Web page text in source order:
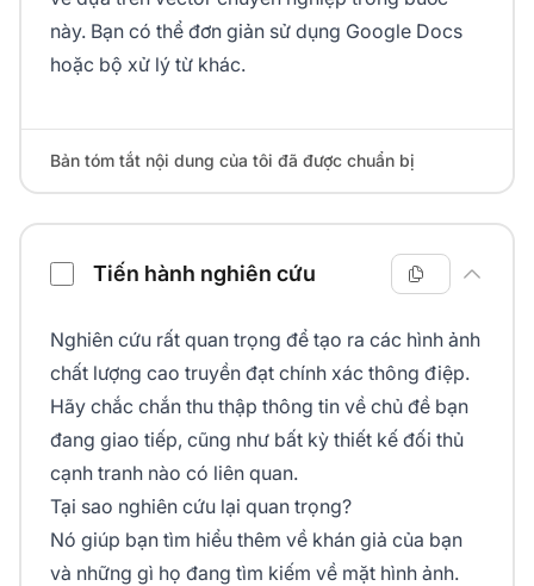
này. Bạn có thể đơn giản sử dụng Google Docs
hoặc bộ xử lý từ khác.
Bản tóm tắt nội dung của tôi đã được chuẩn bị
Tiến hành nghiên cứu
Nghiên cứu rất quan trọng để tạo ra các hình ảnh
chất lượng cao truyền đạt chính xác thông điệp.
Hãy chắc chắn thu thập thông tin về chủ đề bạn
đang giao tiếp, cũng như bất kỳ thiết kế đối thủ
cạnh tranh nào có liên quan.
Tại sao nghiên cứu lại quan trọng?
Nó giúp bạn tìm hiểu thêm về khán giả của bạn
và những gì họ đang tìm kiếm về mặt hình ảnh.